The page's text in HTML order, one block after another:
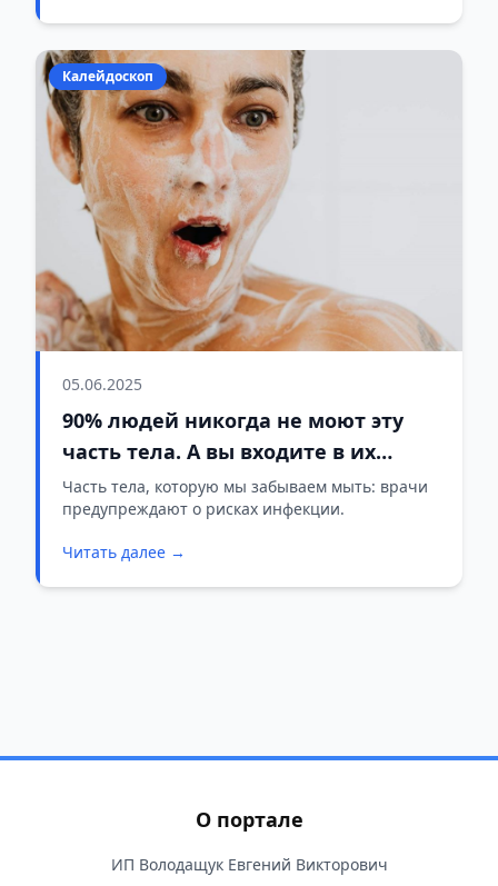
Калейдоскоп
05.06.2025
90% людей никогда не моют эту
часть тела. А вы входите в их
число?
Часть тела, которую мы забываем мыть: врачи
предупреждают о рисках инфекции.
Читать далее →
О портале
ИП Володащук Евгений Викторович